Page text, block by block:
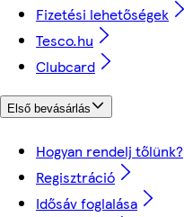
Fizetési lehetőségek
Tesco.hu
Clubcard
Első bevásárlás
Hogyan rendelj tőlünk?
Regisztráció
Idősáv foglalása